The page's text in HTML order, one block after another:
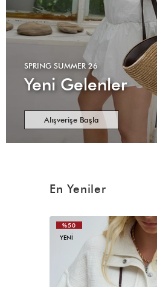
Yeni Gelenler
SPRING SUMMER 26
Alışverişe Başla
En Yeniler
%50
YENI